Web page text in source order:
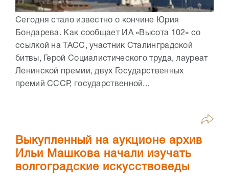
Сегодня стало известно о кончине Юрия
Бондарева. Как сообщает ИА «Высота 102» со
ссылкой на ТАСС, участник Сталинградской
битвы, Герой Социалистического труда, лауреат
Ленинской премии, двух Государственных
премий СССР, государственной...
Выкупленный на аукционе архив
Ильи Машкова начали изучать
волгоградские искусствоведы